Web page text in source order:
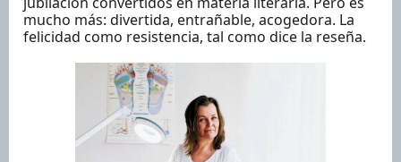
mucho más: divertida, entrañable, acogedora. La
felicidad como resistencia, tal como dice la reseña.